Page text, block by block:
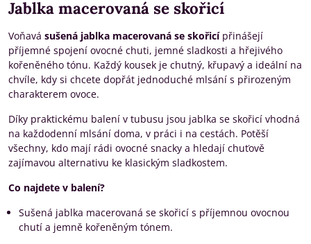
Jablka macerovaná se skořicí
Voňavá sušená jablka macerovaná se skořicípřinášejí
příjemné spojení ovocné chuti, jemné sladkosti a hřejivého
kořeněného tónu. Každý kousek je chutný, křupavý a ideální na
chvíle, kdy si chcete dopřát jednoduché mlsání s přirozeným
charakterem ovoce.
Díky praktickému balení v tubusu jsou jablka se skořicí vhodná
na každodenní mlsání doma, v práci i na cestách. Potěší
všechny, kdo mají rádi ovocné snacky a hledají chuťově
zajímavou alternativu ke klasickým sladkostem.
Co najdete v balení?
Sušená jablka macerovaná se skořicí s příjemnou ovocnou
chutí a jemně kořeněným tónem.